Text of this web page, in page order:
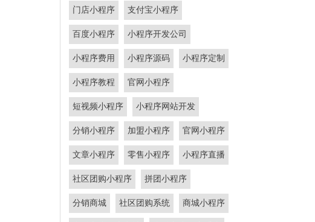
门店小程序 支付宝小程序
百度小程序 小程序开发公司
小程序费用 小程序源码 小程序定制
小程序教程 官网小程序
短视频小程序 小程序网站开发
分销小程序 加盟小程序 官网小程序
文章小程序 零售小程序 小程序直播
社区团购小程序 拼团小程序
分销商城 社区团购系统 商城小程序